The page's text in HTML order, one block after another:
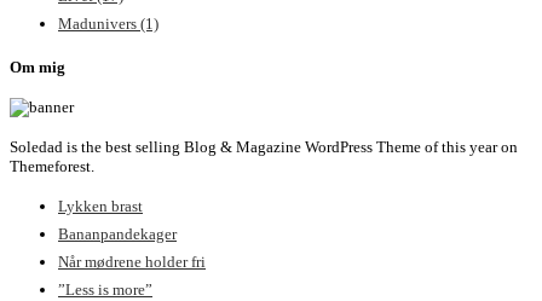
Madunivers (1)
Om mig
Soledad is the best selling Blog & Magazine WordPress Theme of this year on
Themeforest.
Lykken brast
Bananpandekager
Når mødrene holder fri
”Less is more”